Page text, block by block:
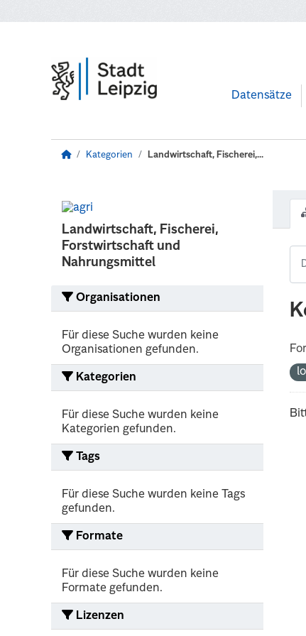
Datensätze
Kategorien Landwirtschaft, Fischerei,...
Landwirtschaft, Fischerei,
Forstwirtschaft und
Nahrungsmittel
Organisationen
Für diese Suche wurden keine
Organisationen gefunden.
Kategorien
Für diese Suche wurden keine
Kategorien gefunden.
Tags
Für diese Suche wurden keine Tags
gefunden.
Formate
Für diese Suche wurden keine
Formate gefunden.
Lizenzen